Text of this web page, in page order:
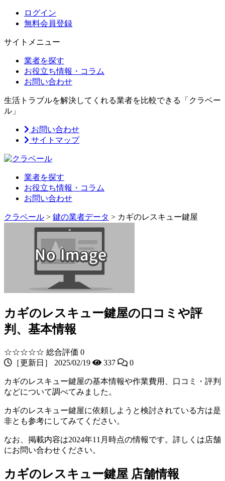
ログイン
無料会員登録
サイトメニュー
業者を探す
お役立ち情報・コラム
お問い合わせ
生活トラブルを解決してくれる業者を比較できる「クラベー
ル」
お問い合わせ
サイトマップ
業者を探す
お役立ち情報・コラム
お問い合わせ
クラベール > 鍵の業者データ > カギのレスキュー鍵屋
カギのレスキュー鍵屋の口コミや評
判、基本情報
☆☆☆☆☆ 総合評価 0
［更新日］ 2025/02/19
337 0
カギのレスキュー鍵屋の基本情報や作業費用、口コミ・評判
などについて調べてみました。
カギのレスキュー鍵屋に依頼しようと検討されている方は是
非とも参考にしてみてください。
なお、掲載内容は2024年11月時点の情報です。詳しくは店舗
にお問い合わせください。
カギのレスキュー鍵屋 店舗情報